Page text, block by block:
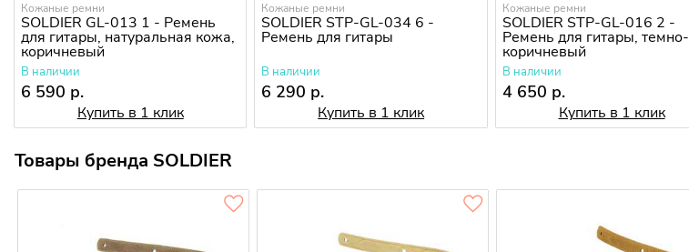
Кожаные ремни
SOLDIER GL-013 1 - Ремень
для гитары, натуральная кожа,
коричневый
В наличии
6 590 р.
Купить в 1 клик
Кожаные ремни
SOLDIER STP-GL-034 6 -
Ремень для гитары
В наличии
6 290 р.
Купить в 1 клик
Кожаные ремни
SOLDIER STP-GL-016 2 -
Ремень для гитары, темно-
коричневый
В наличии
4 650 р.
Купить в 1 клик
Товары бренда SOLDIER